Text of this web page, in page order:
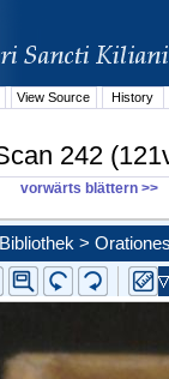
View Source History
242
vorwärts blättern >>